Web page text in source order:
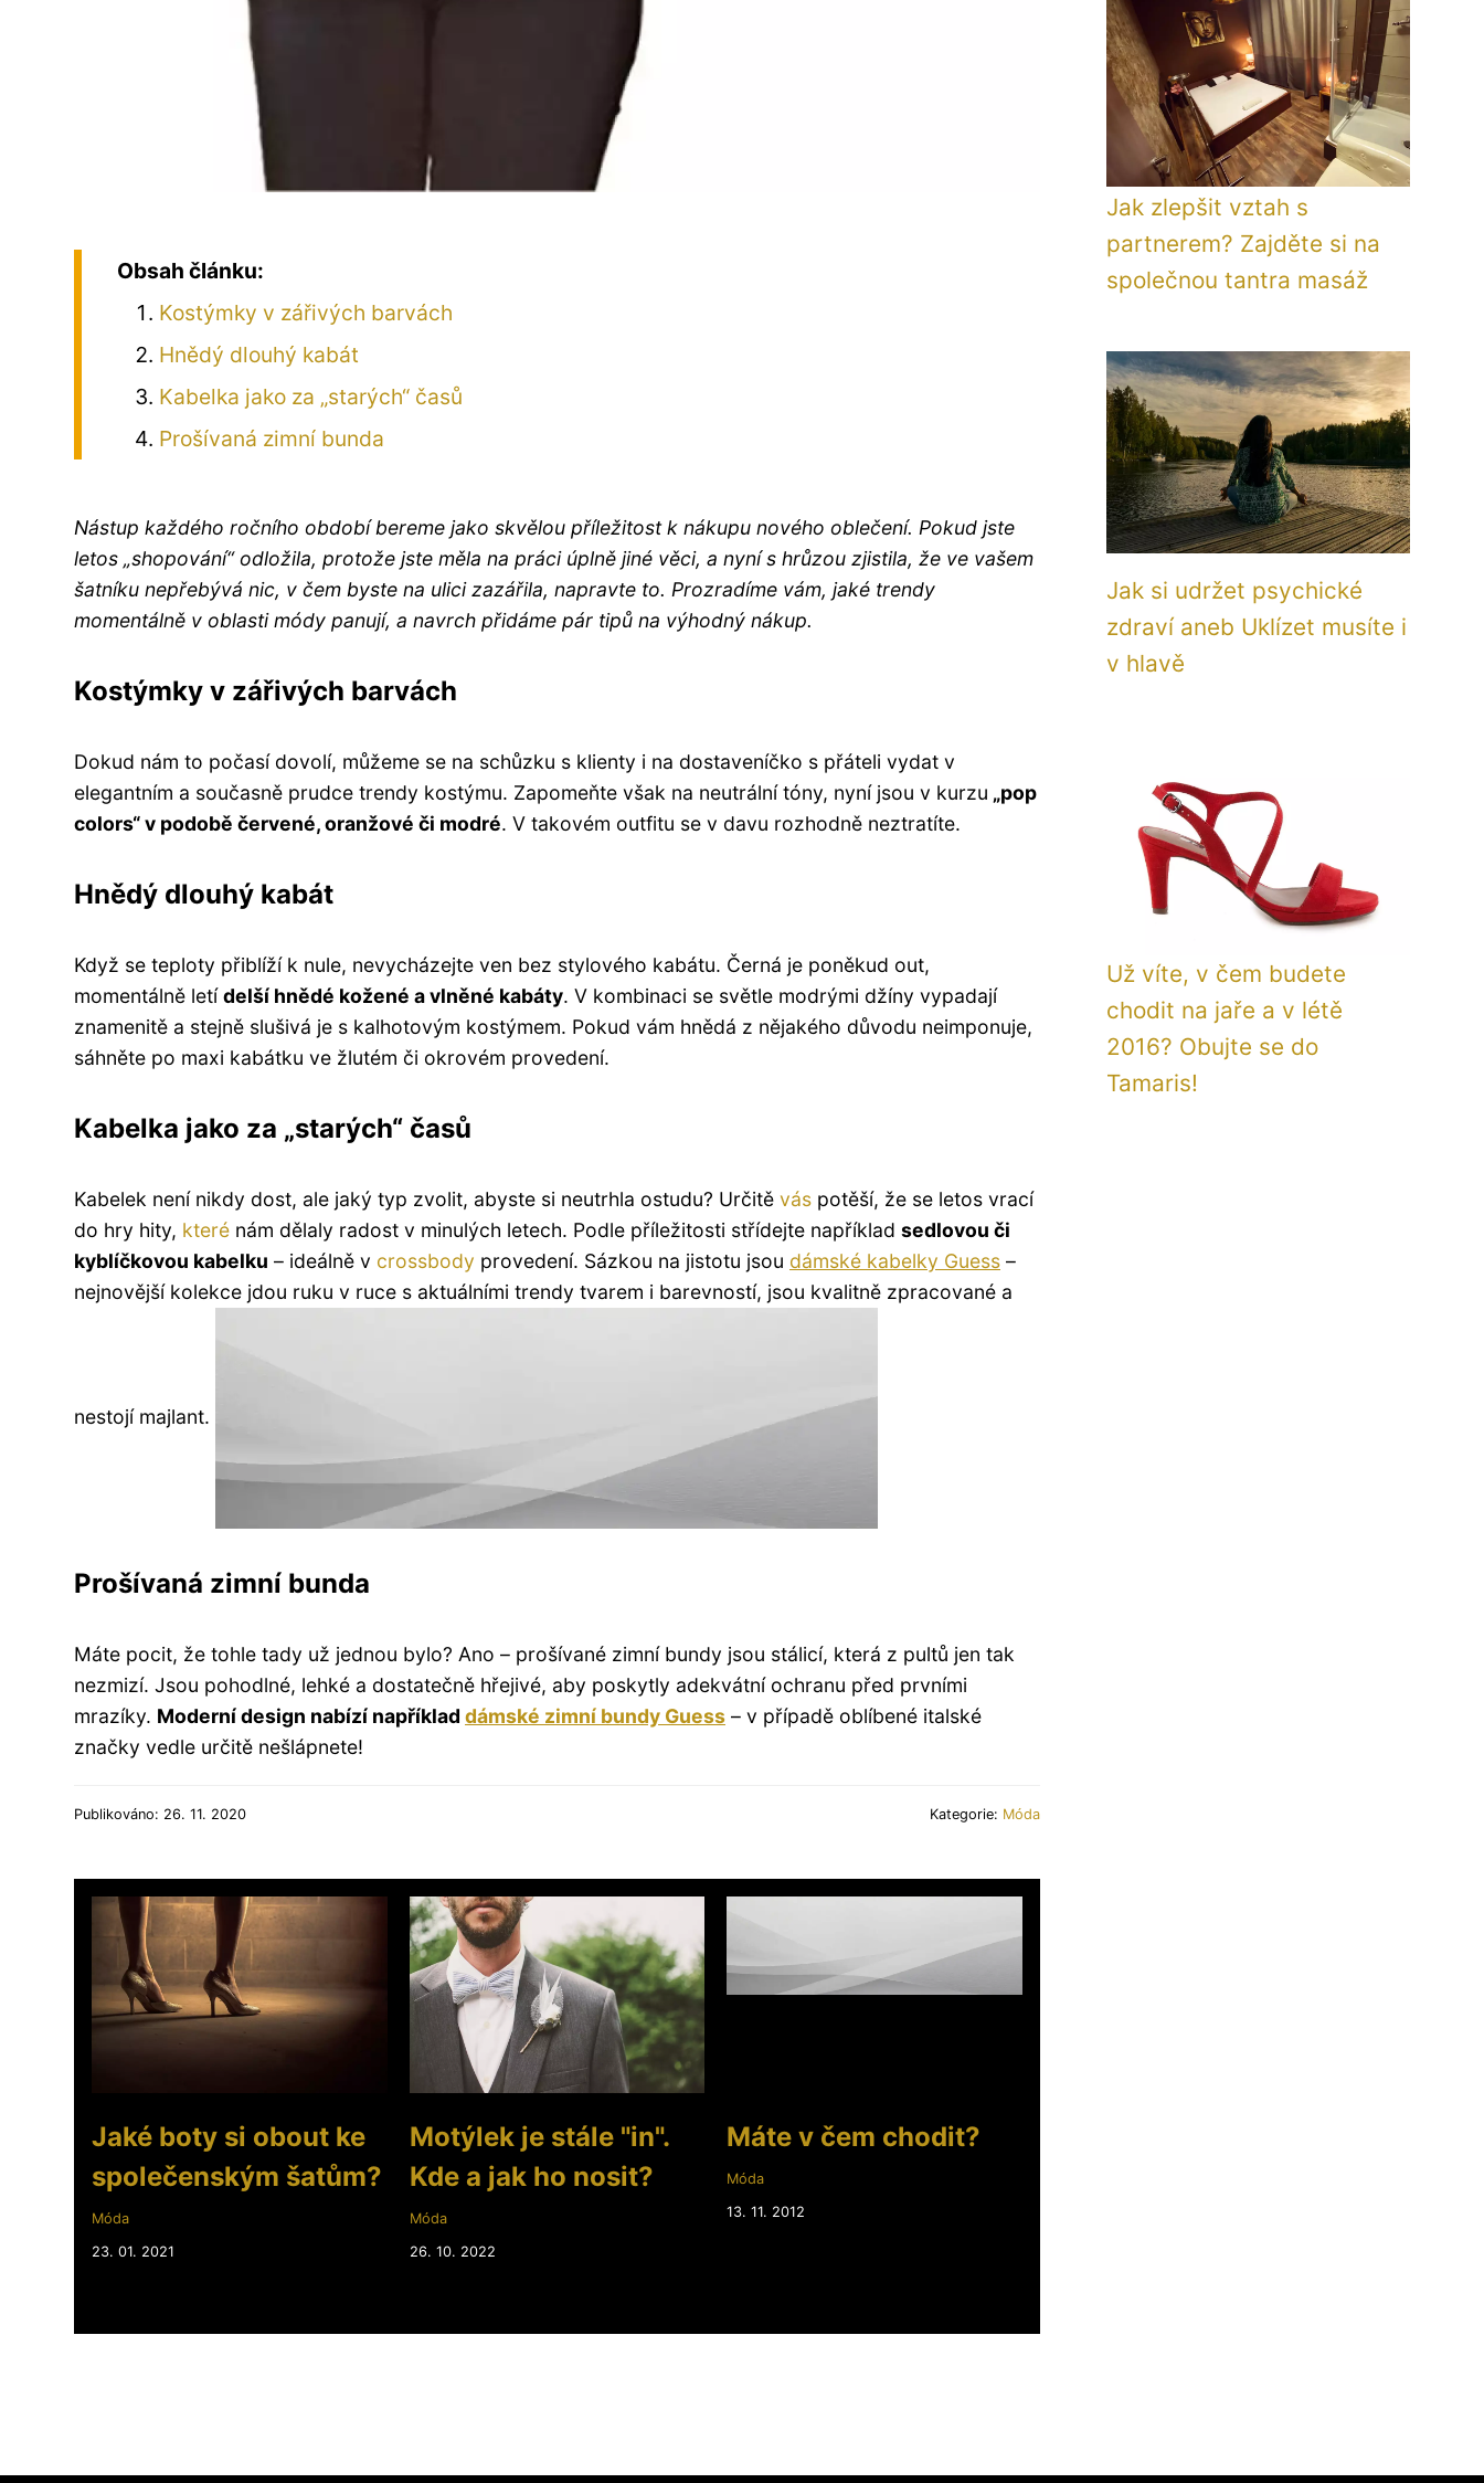
Obsah článku:
Kostýmky v zářivých barvách
Hnědý dlouhý kabát
Kabelka jako za „starých“ časů
Prošívaná zimní bunda
Nástup každého ročního období bereme jako skvělou příležitost k nákupu nového oblečení. Pokud jste
letos „shopování“ odložila, protože jste měla na práci úplně jiné věci, a nyní s hrůzou zjistila, že ve vašem
šatníku nepřebývá nic, v čem byste na ulici zazářila, napravte to. Prozradíme vám, jaké trendy
momentálně v oblasti módy panují, a navrch přidáme pár tipů na výhodný nákup.
Kostýmky v zářivých barvách
Dokud nám to počasí dovolí, můžeme se na schůzku s klienty i na dostaveníčko s přáteli vydat v
elegantním a současně prudce trendy kostýmu. Zapomeňte však na neutrální tóny, nyní jsou v kurzu „pop
colors“ v podobě červené,oranžové či modré. V takovém outfitu se v davu rozhodně neztratíte.
Hnědý dlouhý kabát
Když se teploty přiblíží k nule, nevycházejte ven bez stylového kabátu. Černá je poněkud out,
momentálně letídelší hnědé kožené a vlněné kabáty. V kombinaci se světle modrými džíny vypadají
znamenitě a stejně slušivá je s kalhotovým kostýmem. Pokud vám hnědá z nějakého důvodu neimponuje,
sáhněte po maxi kabátku ve žlutém či okrovém provedení.
Kabelka jako za „starých“ časů
Kabelek není nikdy dost, ale jaký typ zvolit, abyste si neutrhla ostudu? Určitě vás potěší, že se letos vrací
do hry hity, které nám dělaly radost v minulých letech. Podle příležitosti střídejte například sedlovou či
kyblíčkovou kabelku – ideálně v crossbody provedení. Sázkou na jistotu jsou dámské kabelky Guess –
nejnovější kolekce jdou ruku v ruce s aktuálními trendy tvarem i barevností, jsou kvalitně zpracované a
nestojí majlant.
Prošívaná zimní bunda
Máte pocit, že tohle tady už jednou bylo? Ano – prošívané zimní bundy jsou stálicí, která z pultů jen tak
nezmizí. Jsou pohodlné, lehké a dostatečně hřejivé, aby poskytly adekvátní ochranu před prvními
mrazíky. Moderní design nabízí například dámské zimní bundy Guess – v případě oblíbené italské
značky vedle určitě nešlápnete!
Publikováno: 26. 11. 2020 Kategorie: Móda
Jaké boty si obout ke
společenským šatům?
Móda
23. 01. 2021
Motýlek je stále "in".
Kde a jak ho nosit?
Móda
26. 10. 2022
Máte v čem chodit?
Móda
13. 11. 2012
Jak zlepšit vztah s
partnerem? Zajděte si na
společnou tantra masáž
Jak si udržet psychické
zdraví aneb Uklízet musíte i
v hlavě
Už víte, v čem budete
chodit na jaře a v létě
2016? Obujte se do
Tamaris!